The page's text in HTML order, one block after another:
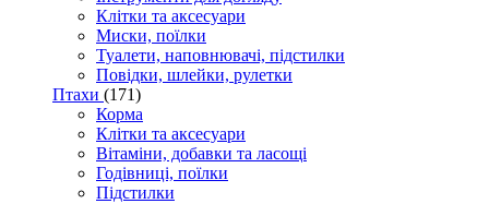
Клітки та аксесуари
Миски, поїлки
Туалети, наповнювачі, підстилки
Повідки, шлейки, рулетки
Птахи (171)
Корма
Клітки та аксесуари
Вітаміни, добавки та ласощі
Годівниці, поїлки
Підстилки